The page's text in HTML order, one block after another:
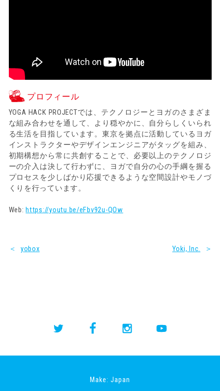
プロフィール
YOGA HACK PROJECTでは、テクノロジーとヨガのさまざま
な組み合わせを通して、より穏やかに、自分らしくいられ
る生活を目指しています。東京を拠点に活動しているヨガ
インストラクターやデザインエンジニアがタッグを組み、
初期構想から常に共創することで、必要以上のテクノロジ
ーの介入は決して行わずに、ヨガで自分の心の手綱を握る
プロセスを少しばかり応援できるような空間設計やモノづ
くりを行っています。
Web:https://youtu.be/eFbv92u-QOw
＜ yobox Yoki, Inc. ＞
Make: Japan